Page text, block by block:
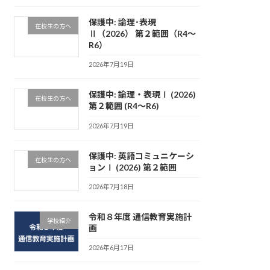
在校生の方へ
保護中: 論理･表現
Ⅱ（2026） 第２範囲（R4～
R6）
2026年7月19日
在校生の方へ
保護中: 論理・表現Ⅰ (2026)
第２範囲 (R4～R6)
2026年7月19日
在校生の方へ
保護中: 英語コミュニケーシ
ョンⅠ (2026) 第２範囲
2026年7月18日
学校紹介
令和８年度 通信教育実施計
画
2026年6月17日